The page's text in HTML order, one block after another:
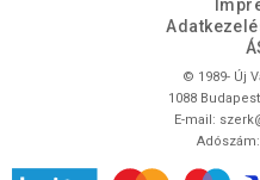
© 1989- Új
1088
E-mail:
Adószám: